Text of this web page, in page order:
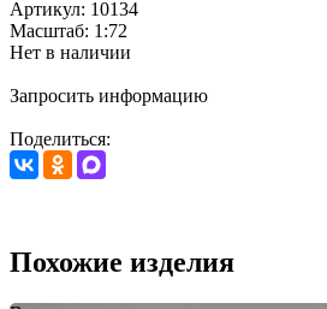
Артикул: 10134
Масштаб: 1:72
Нет в наличии
Запросить информацию
Поделиться:
Похожие изделия